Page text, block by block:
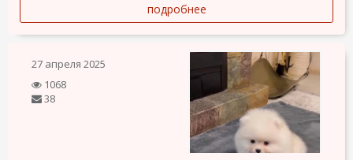
подробнее
27 апреля 2025
1068
38